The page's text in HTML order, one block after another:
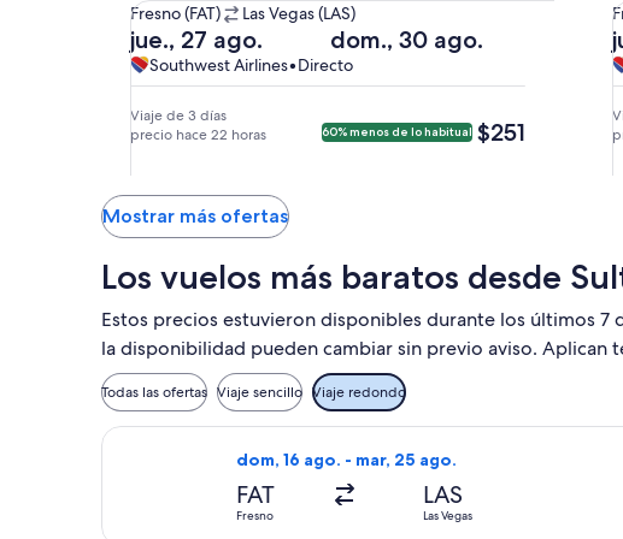
De
Fresno
(FAT)
a
Las
Vegas
Fresno (FAT) Las Vegas (LAS)
Salida
el
jue.,
27
ago.
3:25
p. m.
Fresno
y
llegada
las
4:40
jue., 27 ago.
Regreso
el
dom.,
ago.
de
Las
Vegas
y
a
las
p. m.
a
dom., 30 ago.
Southwest
Airlines,
vuelo
directo
Southwest Airlines•Directo
Southwest
Airlines
Viaje de 3 días
precio hace 22 horas
60% menos de lo habitual $251
$251
a
y
Mostrar más ofertas
Los vuelos más baratos desde
Estos precios estuvieron disponibles durante los últimos
la disponibilidad pueden cambiar sin previo aviso. Aplican
Todas las ofertas Viaje sencillo Viaje redondo
dom, 16 ago. - mar, 25 ago.
FAT
Fresno
LAS
Las Vegas
Seleccionar vuelo de Allegiant Air, con salida